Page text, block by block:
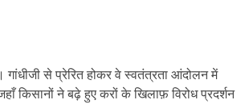
से प्रेरित होकर वे स्वतंत्रता आंदोलन में
किसानों ने बढ़े हुए करों के खिलाफ़ विरोध प्रदर्शन